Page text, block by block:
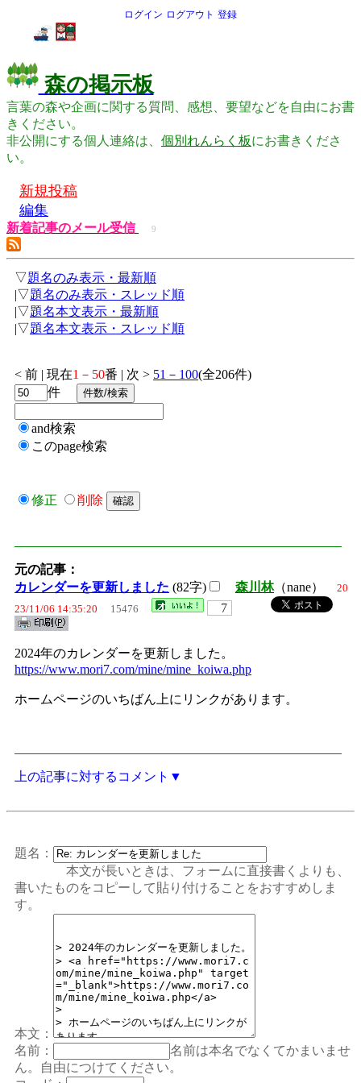
ログイン ログアウト 登録
森の掲示板
言葉の森や企画に関する質問、感想、要望などを自由にお書
きください。
非公開にする個人連絡は、 個別れんらく板にお書きくださ
い。
新規投稿
編集
新着記事のメール受信 9
▽題名のみ表示・最新順
|▽題名のみ表示・スレッド順
|▽題名本文表示・最新順
|▽題名本文表示・スレッド順
< 前 | 現在1－50番 | 次 > 51－100(全206件)
件
and検索
このpage検索
修正 削除
元の記事：
カレンダーを更新しました (82字) 森川林（nane） 20
23/11/06 14:35:20
15476 7
2024年のカレンダーを更新しました。
https://www.mori7.com/mine/mine_koiwa.php
ホームページのいちばん上にリンクがあります。
上の記事に対するコメント▼
題名：
本文が長いときは、フォームに直接書くよりも、
書いたものをコピーして貼り付けることをおすすめしま
す。
本文：
名前：
名前は本名でなくてかまいませ
ん。自由につけてください。